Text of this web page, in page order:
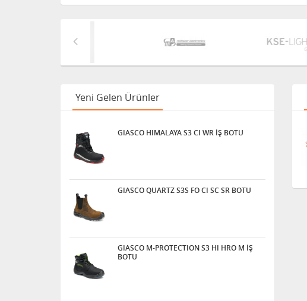
Yeni Gelen Ürünler
GIASCO HIMALAYA S3 CI WR İŞ BOTU
GIASCO QUARTZ S3S FO CI SC SR BOTU
GIASCO M-PROTECTION S3 HI HRO M İŞ
BOTU